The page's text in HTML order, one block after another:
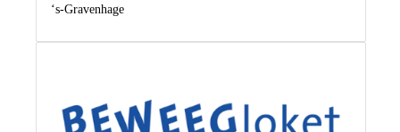
Locatie
‘s-Gravenhage